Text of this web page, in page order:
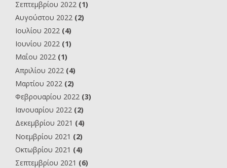
Σεπτεμβρίου 2022 (1)
Αυγούστου 2022 (2)
Ιουλίου 2022 (4)
Ιουνίου 2022 (1)
Μαΐου 2022 (1)
Απριλίου 2022 (4)
Μαρτίου 2022 (2)
Φεβρουαρίου 2022 (3)
Ιανουαρίου 2022 (2)
Δεκεμβρίου 2021 (4)
Νοεμβρίου 2021 (2)
Οκτωβρίου 2021 (4)
Σεπτεμβρίου 2021 (6)